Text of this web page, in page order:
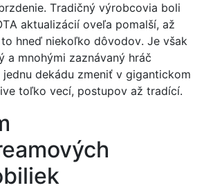
Tradičný výrobcovia boli
aktualizácií oveľa pomalší, až
hneď niekoľko dôvodov. Je však
a mnohými zaznávaný hráč
dekádu zmeniť v gigantickom
toľko vecí, postupov až tradící.